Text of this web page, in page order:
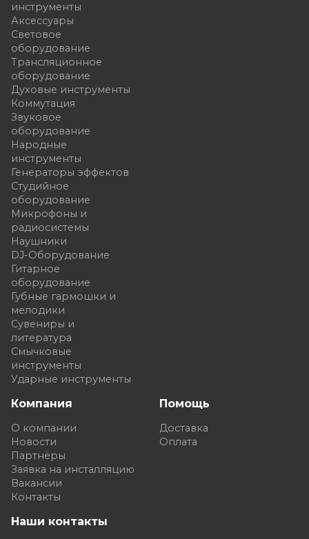
инструменты
Аксессуары
Световое
оборудование
Трансляционное
оборудование
Духовые инструменты
Коммутация
Звуковое
оборудование
Народные
инструменты
Генераторы эффектов
Студийное
оборудование
Микрофоны и
радиосистемы
Наушники
DJ-Оборудование
Гитарное
оборудование
Губные гармошки и
мелодики
Сувениры и
литература
Смычковые
инструменты
Ударные инструменты
Компания
О компании
Новости
Партнёры
Заявка на инсталляцию
Вакансии
Контакты
Помощь
Доставка
Оплата
Наши контакты